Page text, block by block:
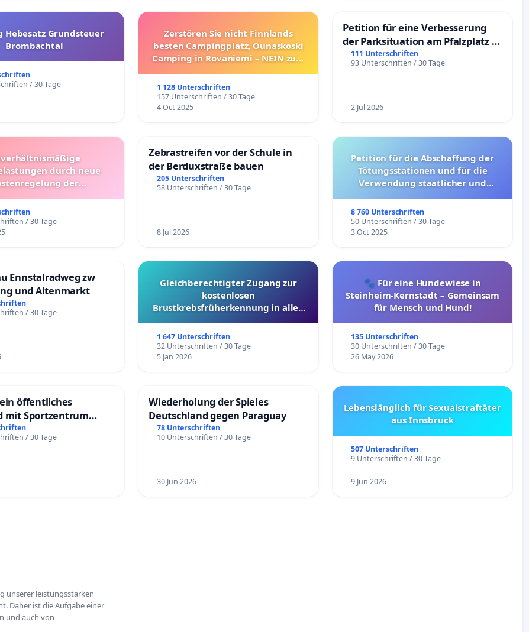
Hebesatz Grundsteuer
Brombachtal
/ 30 Tage
Zerstören Sie nicht Finnlands
besten Campingplatz, Ounaskoski
Camping in Rovaniemi – NEIN zum
1 128 Unterschriften
157 Unterschriften / 30 Tage
4 Oct 2025
Petition für eine Verbesserung
der Parksituation am Pfalzplatz in
Mannheim
111 Unterschriften
93 Unterschriften / 30 Tage
2 Jul 2026
durch neue
der
und Alternativen
/ 30 Tage
Zebrastreifen vor der Schule in
der Berduxstraße bauen
205 Unterschriften
58 Unterschriften / 30 Tage
8 Jul 2026
Petition für die Abschaffung der
Tötungsstationen und für die
Verwendung staatlicher und
8 760 Unterschriften
50 Unterschriften / 30 Tage
3 Oct 2025
Ennstalradweg zw
und Altenmarkt
/ 30 Tage
Gleichberechtigter Zugang zur
kostenlosen
Brustkrebsfrüherkennung in allen
1 647 Unterschriften
32 Unterschriften / 30 Tage
5 Jan 2026
🐾 Für eine Hundewiese in
Steinheim-Kernstadt – Gemeinsam
für Mensch und Hund!
135 Unterschriften
30 Unterschriften / 30 Tage
26 May 2026
öffentliches
mit Sportzentrum
/ 30 Tage
Wiederholung der Spieles
Deutschland gegen Paraguay
78 Unterschriften
10 Unterschriften / 30 Tage
30 Jun 2026
Lebenslänglich für Sexualstraftäter
aus Innsbruck
507 Unterschriften
9 Unterschriften / 30 Tage
9 Jun 2026
unserer leistungsstarken
Daher ist die Aufgabe einer
und auch von